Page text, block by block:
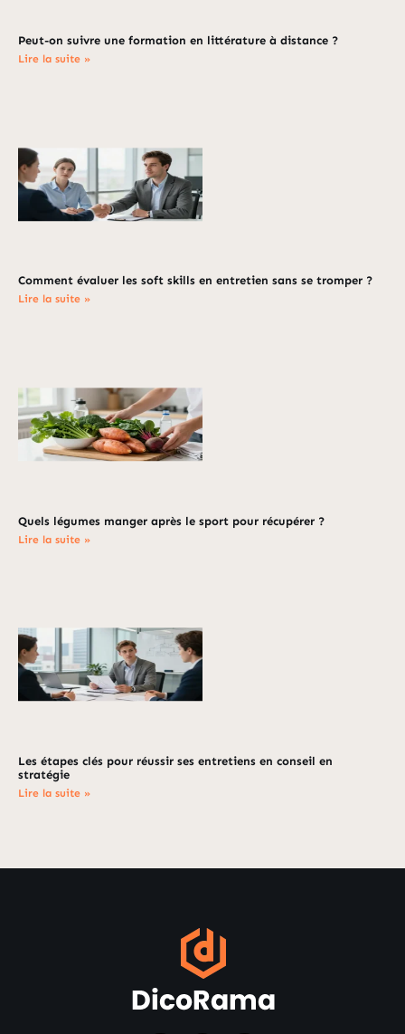
Peut-on suivre une formation en littérature à distance ?
Lire la suite »
Comment évaluer les soft skills en entretien sans se tromper ?
Lire la suite »
Quels légumes manger après le sport pour récupérer ?
Lire la suite »
Les étapes clés pour réussir ses entretiens en conseil en
stratégie
Lire la suite »